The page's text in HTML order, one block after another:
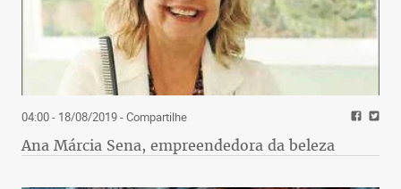
04:00 - 18/08/2019- Compartilhe
Ana Márcia Sena, empreendedora da beleza